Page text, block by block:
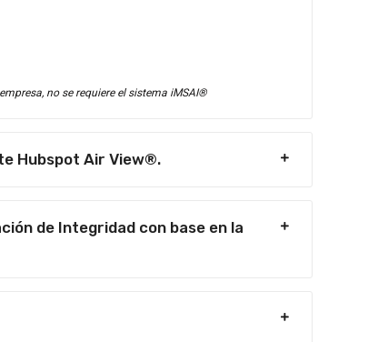
no se requiere el sistema iMSAI®
Hubspot Air View®.
de Integridad con base en la